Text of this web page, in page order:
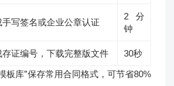
写签名或企业公章认证
2分
钟
存证编号，下载完整版文件 30秒
板库”保存常用合同格式，可节省80%